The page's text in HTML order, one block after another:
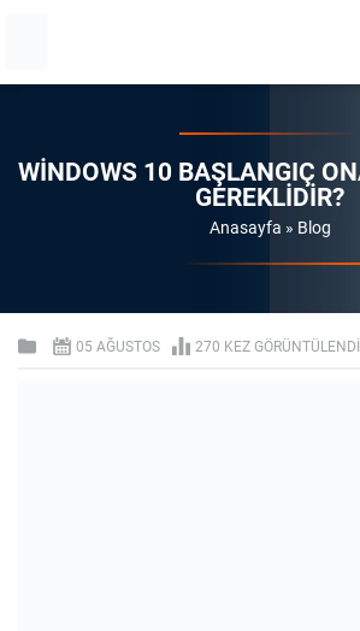
WINDOWS 10 BAŞLANGIÇ
GEREKLIDIR?
Anasayfa » Blog
05 AĞUSTOS 270 KEZ GÖRÜNTÜLENDI